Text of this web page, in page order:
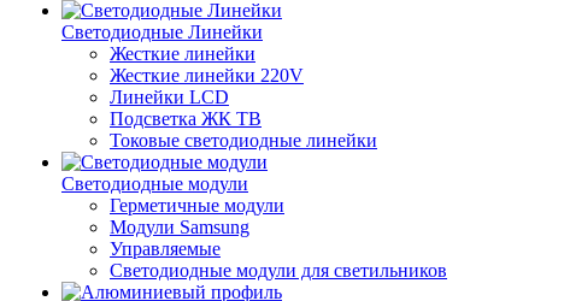
Светодиодные Линейки
Жесткие линейки
Жесткие линейки 220V
Линейки LCD
Подсветка ЖК ТВ
Токовые светодиодные линейки
Светодиодные модули
Герметичные модули
Модули Samsung
Управляемые
Светодиодные модули для светильников